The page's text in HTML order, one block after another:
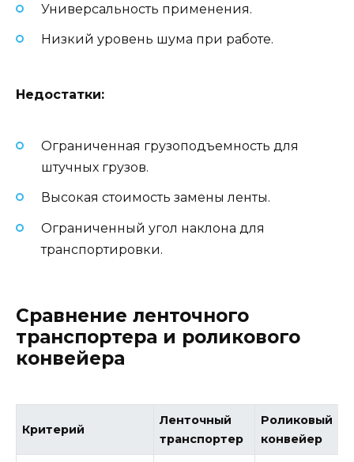
Универсальность применения.
Низкий уровень шума при работе.
Недостатки:
Ограниченная грузоподъемность для
штучных грузов.
Высокая стоимость замены ленты.
Ограниченный угол наклона для
транспортировки.
Сравнение ленточного
транспортера и роликового
конвейера
Критерий
Ленточный
транспортер
Роликовый
конвейер